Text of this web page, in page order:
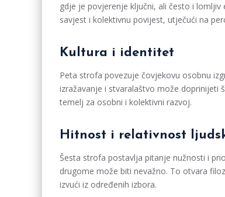
gdje je povjerenje ključni, ali često i
savjest i kolektivnu povijest, utječući na
Kultura i identitet
Peta strofa povezuje čovjekovu osobnu
izražavanje i stvaralaštvo može doprinijeti
temelj za osobni i kolektivni razvoj.
Hitnost i relativnost
Šesta strofa postavlja pitanje nužnosti i
drugome može biti nevažno. To otvara
izvući iz određenih izbora.